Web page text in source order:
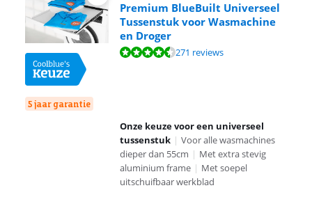
5 jaar garantie
Premium BlueBuilt Universeel
Tussenstuk voor Wasmachine
en Droger
Beoordeling is 8,8 van de 10, gebaseerd op 271 reviews.
271 reviews
Onze keuze voor een universeel
tussenstuk | Voor alle wasmachines
dieper dan 55cm | Met extra stevig
aluminium frame | Met soepel
uitschuifbaar werkblad